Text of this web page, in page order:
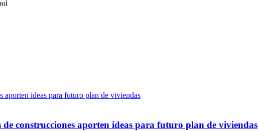
construcciones aporten ideas para futuro plan de viviendas